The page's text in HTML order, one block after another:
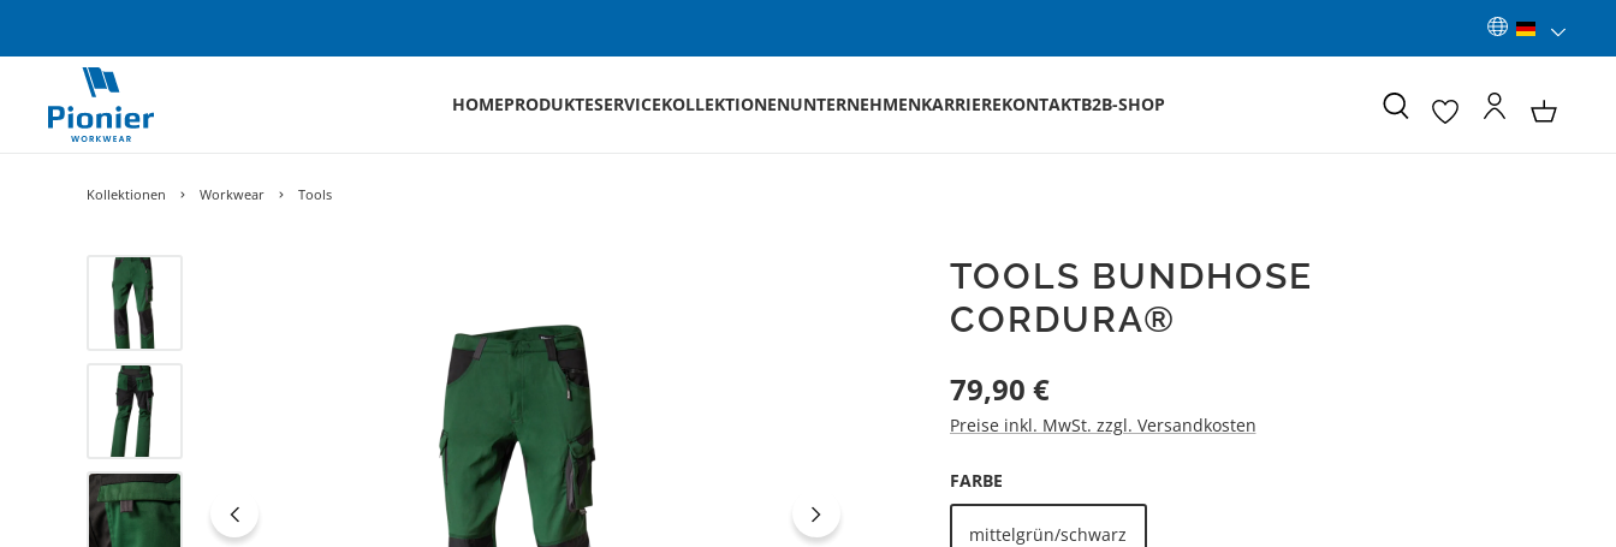
HOMEPRODUKTESERVICEKOLLEKTIONENUNTERNEHMENKARRIEREKONTAKTB2B-SHOP
Kollektionen Workwear Tools
Bildergalerie überspringen
TOOLS BUNDHOSE
CORDURA®
Regulärer Preis:
79,90 €
Preise inkl. MwSt. zzgl. Versandkosten
FARBEAUSWÄHLEN
mittelgrün/schwarz